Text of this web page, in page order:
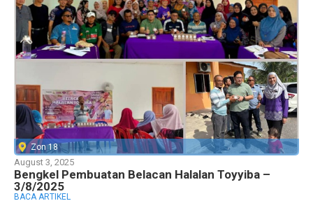
Zon 18
August 3, 2025
Bengkel Pembuatan Belacan Halalan Toyyiba –
3/8/2025
BACA ARTIKEL